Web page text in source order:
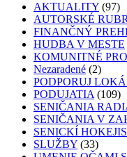
AKTUALITY (97)
AUTORSKÉ
FINANČNÝ
HUDBA V MESTE
KOMUNITNÉ
Nezaradené (2)
PODPORUJ
PODUJATIA (109)
SENIČANIA
SENIČANIA V
SENICKÍ
SLUŽBY (33)